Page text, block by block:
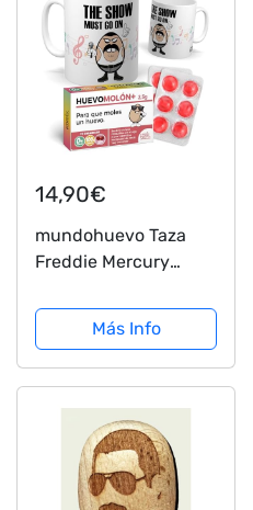
14,90€
mundohuevo Taza
Freddie Mercury
Más Info